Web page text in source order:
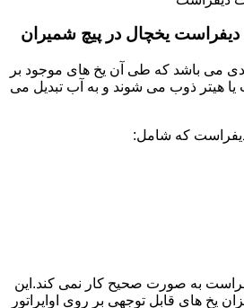
یخچال در پیچ شمیران
می باشد که طی آن یخ های موجود بر
یا هیتر ذوب می شوند و به آب تبدیل می
که شامل:
به صورت صحیح کار نمی کند.این
یخ های قابل توجهی بر روی اواپراتور